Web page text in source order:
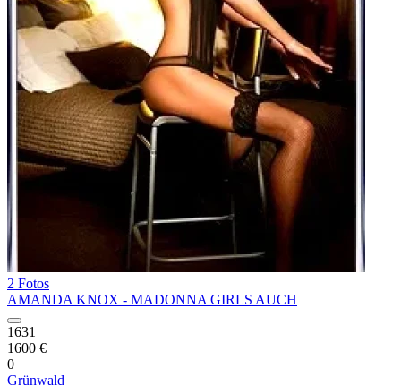
2 Fotos
AMANDA KNOX - MADONNA GIRLS AUCH
1631
1600 €
0
Grünwald